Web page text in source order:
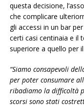
questa decisione,
che complicare
gli accessi in un bar
certi casi centinaia e il
superiore a quello per
“Siamo consapevoli
per poter consumare
ribadiamo la difficoltà
scorsi sono stati